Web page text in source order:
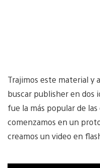
Trajimos este material y
buscar publisher en dos
fue la más popular de las
comenzamos en un
creamos un video en